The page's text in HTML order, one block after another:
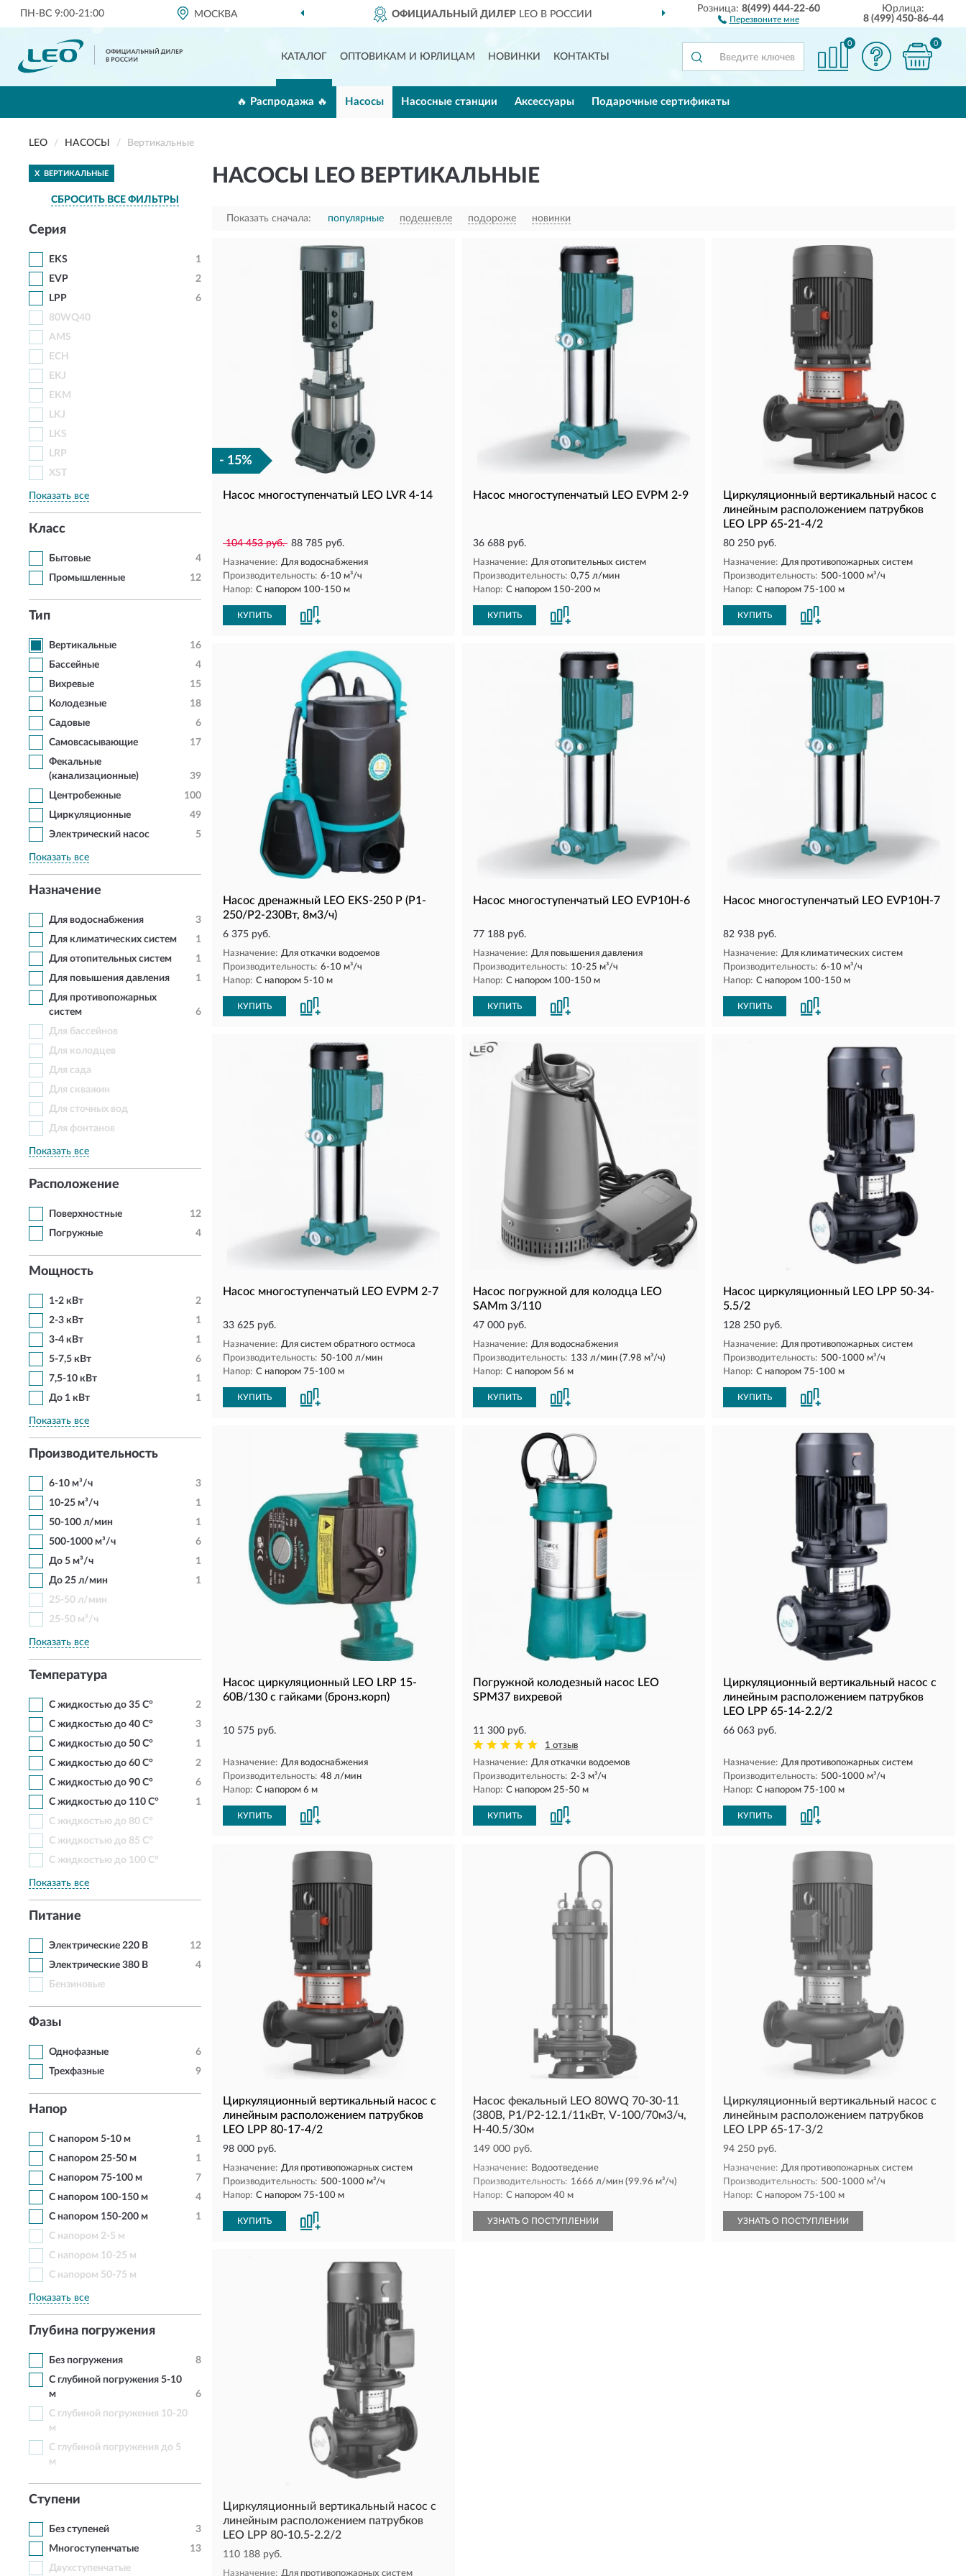
ПН-ВС 9:00-21:00 МОСКВА
ОФИЦИАЛЬНЫЙ ДИЛЕР LEO В РОССИИ ПО ВСЕЙ РОССИИ
Розница: 8(499) 444-22-60
Перезвоните мне
Юрлица:
8 (499) 450-86-44
КАТАЛОГ ОПТОВИКАМ И ЮРЛИЦАМ НОВИНКИ КОНТАКТЫ
0 0
🔥 Распродажа 🔥 Насосы Насосные станции Аксессуары Подарочные сертификаты
LEO НАСОСЫ Вертикальные
X ВЕРТИКАЛЬНЫЕ
СБРОСИТЬ ВСЕ ФИЛЬТРЫ
Серия
EKS
1
EVP
2
LPP
6
80WQ40
AMS
ECH
EKJ
EKM
LKJ
LKS
LRP
XST
Показать все
Класс
Бытовые
4
Промышленные
12
Тип
Вертикальные
16
Бассейные
4
Вихревые
15
Колодезные
18
Садовые
6
Самовсасывающие
17
Фекальные
(канализационные)
39
Центробежные
100
Циркуляционные
49
Электрический насос
5
Показать все
Назначение
Для водоснабжения
3
Для климатических систем
1
Для отопительных систем
1
Для повышения давления
1
Для противопожарных
систем
6
Для бассейнов
Для колодцев
Для сада
Для скважин
Для сточных вод
Для фонтанов
Показать все
Расположение
Поверхностные
12
Погружные
4
Мощность
1-2 кВт
2
2-3 кВт
1
3-4 кВт
1
5-7,5 кВт
6
7,5-10 кВт
1
До 1 кВт
1
Показать все
Производительность
6-10 м³/ч
3
10-25 м³/ч
1
50-100 л/мин
1
500-1000 м³/ч
6
До 5 м³/ч
1
До 25 л/мин
1
25-50 л/мин
25-50 м³/ч
Показать все
Температура
С жидкостью до 35 С°
2
С жидкостью до 40 С°
3
С жидкостью до 50 С°
1
С жидкостью до 60 С°
2
С жидкостью до 90 С°
6
С жидкостью до 110 С°
1
С жидкостью до 80 С°
С жидкостью до 85 С°
С жидкостью до 100 С°
Показать все
Питание
Электрические 220 В
12
Электрические 380 В
4
Бензиновые
Фазы
Однофазные
6
Трехфазные
9
Напор
С напором 5-10 м
1
С напором 25-50 м
1
С напором 75-100 м
7
С напором 100-150 м
4
С напором 150-200 м
1
С напором 2-5 м
С напором 10-25 м
С напором 50-75 м
Показать все
Глубина погружения
Без погружения
8
С глубиной погружения 5-10
м
6
С глубиной погружения 10-20
м
С глубиной погружения до 5
м
Ступени
Без ступеней
3
Многоступенчатые
13
Двухступенчатые
НАСОСЫ LEO ВЕРТИКАЛЬНЫЕ
Показать сначала: популярные подешевле подороже новинки
- 15%
Насос многоступенчатый LEO LVR 4-14
104 453 руб. 88 785 руб.
Назначение: Для водоснабжения
Производительность: 6-10 м³/ч
Напор: С напором 100-150 м
КУПИТЬ
Насос многоступенчатый LEO EVPM 2-9
36 688 руб.
Назначение: Для отопительных систем
Производительность: 0,75 л/мин
Напор: С напором 150-200 м
КУПИТЬ
Циркуляционный вертикальный насос с
линейным расположением патрубков
LEO LPP 65-21-4/2
80 250 руб.
Назначение: Для противопожарных систем
Производительность: 500-1000 м³/ч
Напор: С напором 75-100 м
КУПИТЬ
Насос дренажный LEO EKS-250 P (P1-
250/P2-230Вт, 8м3/ч)
6 375 руб.
Назначение: Для откачки водоемов
Производительность: 6-10 м³/ч
Напор: С напором 5-10 м
КУПИТЬ
Насос многоступенчатый LEO EVP10H-6
77 188 руб.
Назначение: Для повышения давления
Производительность: 10-25 м³/ч
Напор: С напором 100-150 м
КУПИТЬ
Насос многоступенчатый LEO EVP10H-7
82 938 руб.
Назначение: Для климатических систем
Производительность: 6-10 м³/ч
Напор: С напором 100-150 м
КУПИТЬ
Насос многоступенчатый LEO EVPM 2-7
33 625 руб.
Назначение: Для систем обратного остмоса
Производительность: 50-100 л/мин
Напор: С напором 75-100 м
КУПИТЬ
Насос погружной для колодца LEO
SAMm 3/110
47 000 руб.
Назначение: Для водоснабжения
Производительность: 133 л/мин (7.98 м³/ч)
Напор: С напором 56 м
КУПИТЬ
Насос циркуляционный LEO LPP 50-34-
5.5/2
128 250 руб.
Назначение: Для противопожарных систем
Производительность: 500-1000 м³/ч
Напор: С напором 75-100 м
КУПИТЬ
Насос циркуляционный LEO LRP 15-
60B/130 с гайками (бронз.корп)
10 575 руб.
Назначение: Для водоснабжения
Производительность: 48 л/мин
Напор: С напором 6 м
КУПИТЬ
Погружной колодезный насос LEO
SPM37 вихревой
11 300 руб.
1 отзыв
Назначение: Для откачки водоемов
Производительность: 2-3 м³/ч
Напор: С напором 25-50 м
КУПИТЬ
Циркуляционный вертикальный насос с
линейным расположением патрубков
LEO LPP 65-14-2.2/2
66 063 руб.
Назначение: Для противопожарных систем
Производительность: 500-1000 м³/ч
Напор: С напором 75-100 м
КУПИТЬ
Циркуляционный вертикальный насос с
линейным расположением патрубков
LEO LPP 80-17-4/2
98 000 руб.
Назначение: Для противопожарных систем
Производительность: 500-1000 м³/ч
Напор: С напором 75-100 м
КУПИТЬ
Насос фекальный LEO 80WQ 70-30-11
(380В, P1/P2-12.1/11кВт, V-100/70м3/ч,
H-40.5/30м
149 000 руб.
Назначение: Водоотведение
Производительность: 1666 л/мин (99.96 м³/ч)
Напор: С напором 40 м
УЗНАТЬ О ПОСТУПЛЕНИИ
Циркуляционный вертикальный насос с
линейным расположением патрубков
LEO LPP 65-17-3/2
94 250 руб.
Назначение: Для противопожарных систем
Производительность: 500-1000 м³/ч
Напор: С напором 75-100 м
УЗНАТЬ О ПОСТУПЛЕНИИ
Циркуляционный вертикальный насос с
линейным расположением патрубков
LEO LPP 80-10.5-2.2/2
110 188 руб.
Назначение: Для противопожарных систем